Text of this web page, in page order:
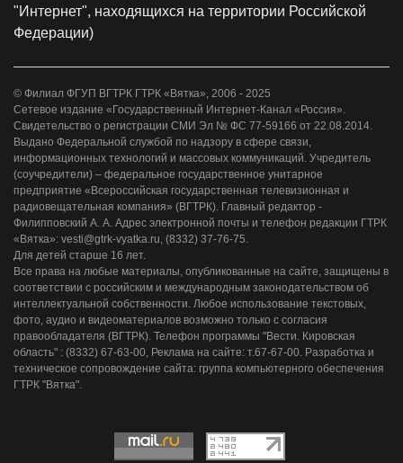
"Интернет", находящихся на территории Российской
Федерации)
© Филиал ФГУП ВГТРК ГТРК «Вятка», 2006 - 2025
Сетевое издание «Государственный Интернет-Канал «Россия».
Свидетельство о регистрации СМИ Эл № ФС 77-59166 от 22.08.2014.
Выдано Федеральной службой по надзору в сфере связи,
информационных технологий и массовых коммуникаций. Учредитель
(соучредители) – федеральное государственное унитарное
предприятие «Всероссийская государственная телевизионная и
радиовещательная компания» (ВГТРК). Главный редактор -
Филипповский А. А. Адрес электронной почты и телефон редакции ГТРК
«Вятка»: vesti@gtrk-vyatka.ru, (8332) 37-76-75.
Для детей старше 16 лет.
Все права на любые материалы, опубликованные на сайте, защищены в
соответствии с российским и международным законодательством об
интеллектуальной собственности. Любое использование текстовых,
фото, аудио и видеоматериалов возможно только с согласия
правообладателя (ВГТРК). Телефон программы "Вести. Кировская
область" : (8332) 67-63-00, Реклама на сайте: т.67-67-00. Разработка и
техническое сопровождение сайта: группа компьютерного обеспечения
ГТРК "Вятка".